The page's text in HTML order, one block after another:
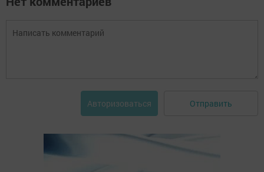
Авторизоваться Отправить